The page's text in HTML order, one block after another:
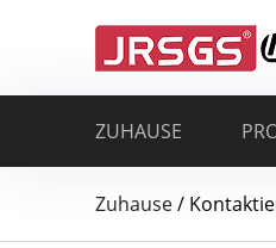
ZUHAUSE
Zuhause/